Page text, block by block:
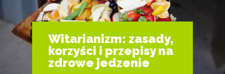
Witarianizm: zasady,
korzyści i przepisy na
zdrowe jedzenie